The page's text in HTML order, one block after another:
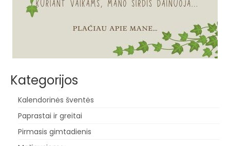
Kategorijos
Kalendorinės šventės
Paprastai ir greitai
Pirmasis gimtadienis